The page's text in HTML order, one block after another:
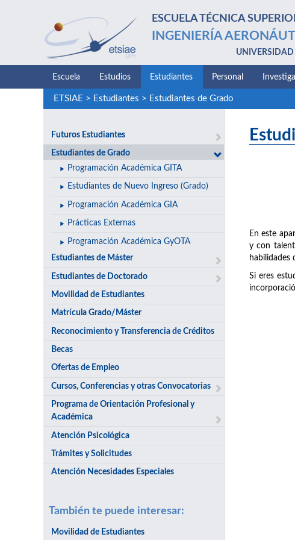
ESCUELA TÉCNICA
INGENIERÍA
Escuela Estudios Estudiantes Personal
ETSIAE > Estudiantes > Estudiantes de Grado
Futuros Estudiantes
Estudiantes de Grado
Programación Académica GITA
Estudiantes de Nuevo Ingreso (Grado)
Programación Académica GIA
Prácticas Externas
Programación Académica GyOTA
Estudiantes de Máster
Estudiantes de Doctorado
Movilidad de Estudiantes
Matrícula Grado/Máster
Reconocimiento y Transferencia de Créditos
Becas
Ofertas de Empleo
Cursos, Conferencias y otras Convocatorias
Programa de Orientación Profesional y
Académica
Atención Psicológica
Trámites y Solicitudes
Atención Necesidades Especiales
También te puede interesar:
Movilidad de Estudiantes
En este
y con
habilidades
Si eres